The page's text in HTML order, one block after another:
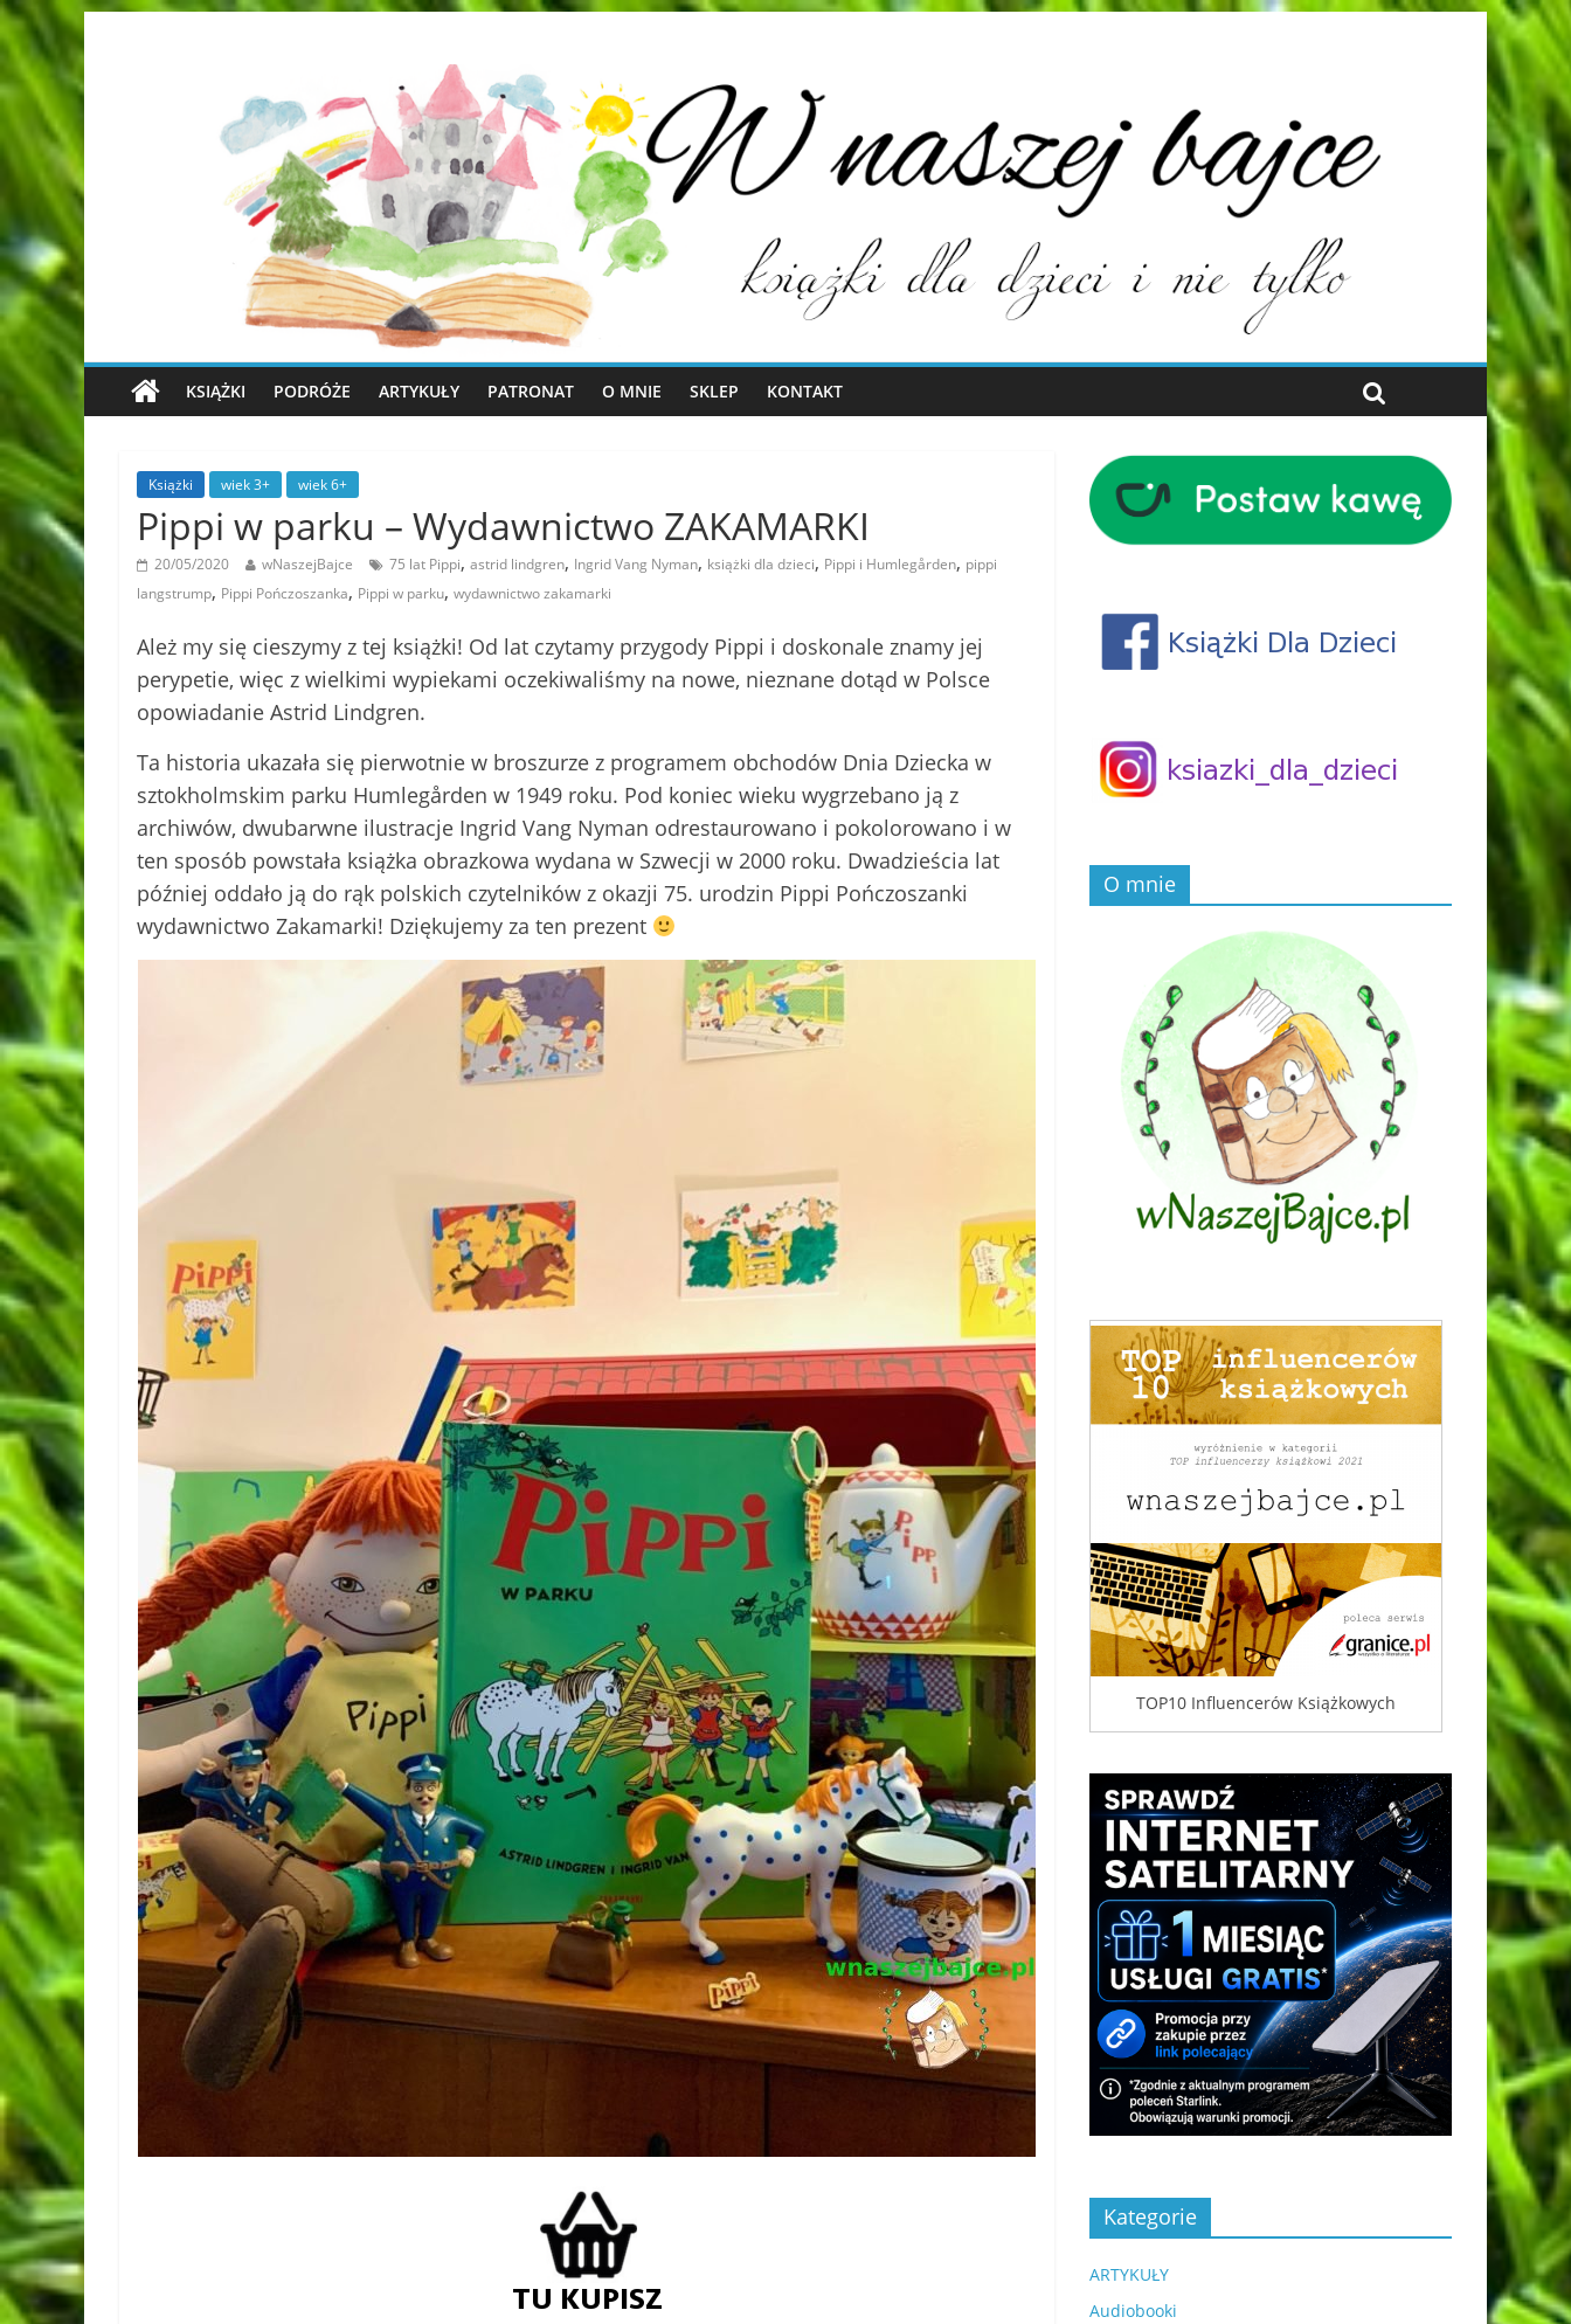
KSIĄŻKI PODRÓŻE ARTYKUŁY PATRONAT O MNIE SKLEP KONTAKT
Książki wiek 3+ wiek 6+
Pippi w parku – Wydawnictwo ZAKAMARKI
20/05/2020 wNaszejBajce 75 lat Pippi, astrid lindgren, Ingrid Vang Nyman, książki dla dzieci, Pippi i Humlegården, pippi
langstrump, Pippi Pończoszanka, Pippi w parku, wydawnictwo zakamarki
Ależ my się cieszymy z tej książki! Od lat czytamy przygody Pippi i doskonale znamy jej
perypetie, więc z wielkimi wypiekami oczekiwaliśmy na nowe, nieznane dotąd w Polsce
opowiadanie Astrid Lindgren.
Ta historia ukazała się pierwotnie w broszurze z programem obchodów Dnia Dziecka w
sztokholmskim parku Humlegården w 1949 roku. Pod koniec wieku wygrzebano ją z
archiwów, dwubarwne ilustracje Ingrid Vang Nyman odrestaurowano i pokolorowano i w
ten sposób powstała książka obrazkowa wydana w Szwecji w 2000 roku. Dwadzieścia lat
później oddało ją do rąk polskich czytelników z okazji 75. urodzin Pippi Pończoszanki
wydawnictwo Zakamarki! Dziękujemy za ten prezent
O mnie
TOP10 Influencerów Książkowych
Kategorie
ARTYKUŁY
Audiobooki